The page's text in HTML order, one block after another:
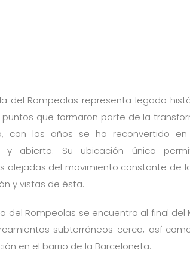
del Rompeolas representa legado
que formaron parte de la
con los años se ha reconvertido
y abierto. Su ubicación única
alejadas del movimiento constante de
y vistas de ésta.
del Rompeolas se encuentra al final del
subterráneos cerca, así
en el barrio de la Barceloneta.